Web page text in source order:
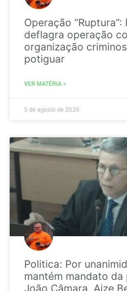
Operação “Ruptura”:
deflagra operação
organização
potiguar
VER MATÉRIA »
5 de agosto de 2026
Politica: Por
mantém mandato
João Câmara, Aize